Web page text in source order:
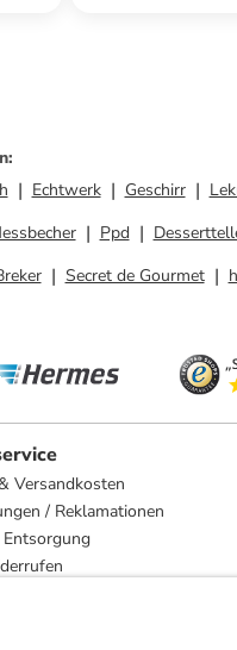
:
Echtwerk Geschirr
Ppd
Secret de Gourmet
Versandkosten
/ Reklamationen